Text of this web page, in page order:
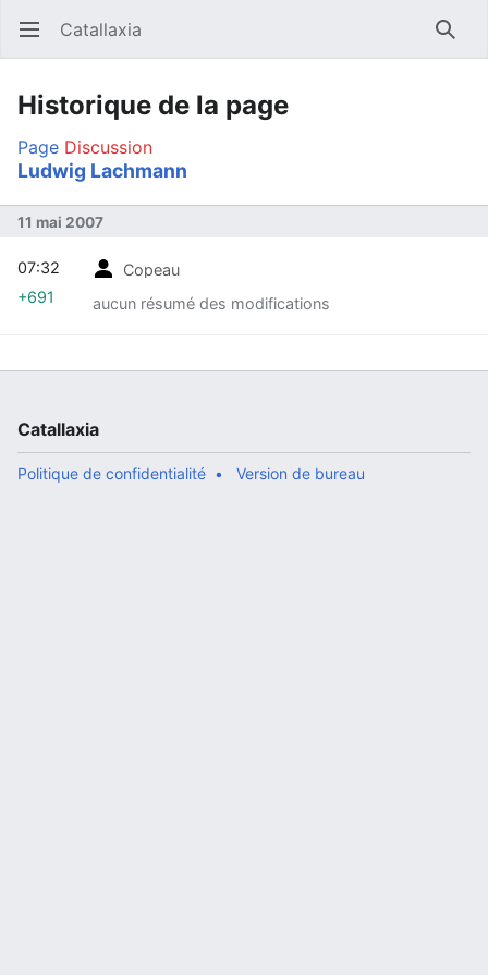
Ouvrir le menu principal Catallaxia
Historique de la page
Page Discussion
Ludwig Lachmann
11 mai 2007
Copeau
aucun résumé des modifications
07:32
+691
Catallaxia
Politique de confidentialité Version de bureau